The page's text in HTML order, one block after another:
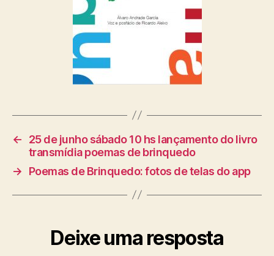
←
25 de junho sábado 10 hs lançamento do livro
transmídia poemas de brinquedo
→
Poemas de Brinquedo: fotos de telas do app
Deixe uma resposta